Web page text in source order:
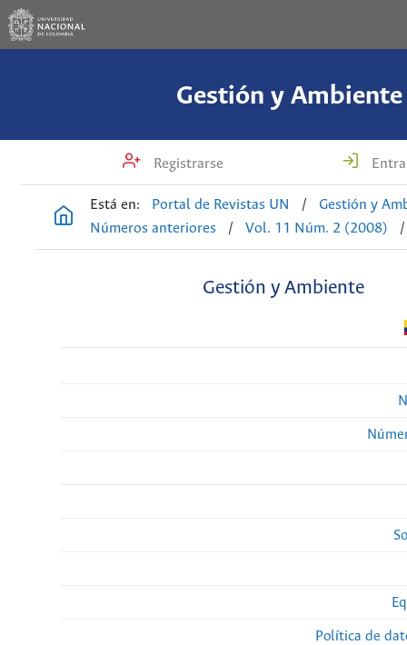
Gestión y Ambiente
Registrarse
Está en: Portal de Revistas UN /
Gestión y
Números anteriores
/ Vol. 11 Núm. 2 (2008) /
Gestión y Ambiente
Política de